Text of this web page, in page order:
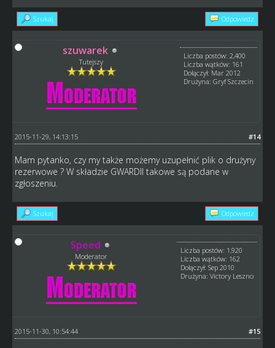
Szukaj Odpowiedz
szuwarek
Tutejszy
Liczba postów: 2,400
Liczba wątków: 161
Dołączył: Mar 2012
Drużyna: Gryf Szczecin
#14
2015-11-29, 14:13:15
Mam pytanko, czy my także możemy uzupełnić plik o drużyny
rezerwowe ? W składzie GWARDII takowe są podane w
zgłoszeniu.
Szukaj Odpowiedz
Speed
Moderator
Liczba postów: 1,920
Liczba wątków: 162
Dołączył: Sep 2010
Drużyna: Victory Leszno
#15
2015-11-30, 10:54:44